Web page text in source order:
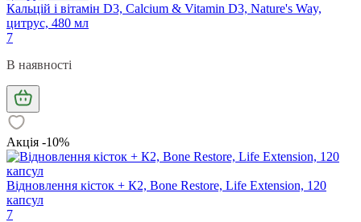
Кальцій і вітамін D3, Calcium & Vitamin D3, Nature's Way,
цитрус, 480 мл
7
В наявності
Акція -10%
Відновлення кісток + К2, Bone Restore, Life Extension, 120
капсул
7